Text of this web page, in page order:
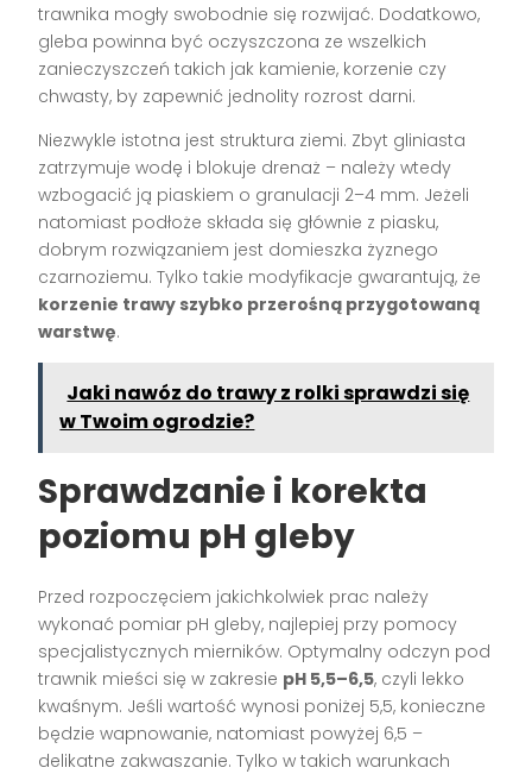
trawnika mogły swobodnie się rozwijać. Dodatkowo,
gleba powinna być oczyszczona ze wszelkich
zanieczyszczeń takich jak kamienie, korzenie czy
chwasty, by zapewnić jednolity rozrost darni.
Niezwykle istotna jest struktura ziemi. Zbyt gliniasta
zatrzymuje wodę i blokuje drenaż – należy wtedy
wzbogacić ją piaskiem o granulacji 2–4 mm. Jeżeli
natomiast podłoże składa się głównie z piasku,
dobrym rozwiązaniem jest domieszka żyznego
czarnoziemu. Tylko takie modyfikacje gwarantują, że
korzenie trawy szybko przerośną przygotowaną
warstwę.
Jaki nawóz do trawy z rolki sprawdzi się
w Twoim ogrodzie?
Sprawdzanie i korekta
poziomu pH gleby
Przed rozpoczęciem jakichkolwiek prac należy
wykonać pomiar pH gleby, najlepiej przy pomocy
specjalistycznych mierników. Optymalny odczyn pod
trawnik mieści się w zakresie pH 5,5–6,5, czyli lekko
kwaśnym. Jeśli wartość wynosi poniżej 5,5, konieczne
będzie wapnowanie, natomiast powyżej 6,5 –
delikatne zakwaszanie. Tylko w takich warunkach